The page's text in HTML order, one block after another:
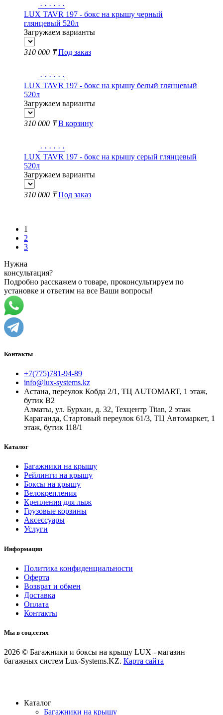
· · · · · ·
LUX TAVR 197 - бокс на крышу черный
глянцевый 520л
Загружаем варианты
310 000 ₸ Под заказ
· · · · · ·
LUX TAVR 197 - бокс на крышу белый глянцевый
520л
Загружаем варианты
310 000 ₸ В корзину
· · · · · ·
LUX TAVR 197 - бокс на крышу серый глянцевый
520л
Загружаем варианты
310 000 ₸ Под заказ
1
2
3
Нужна
консультация?
Подробно расскажем о товаре, проконсультируем по
установке и ответим на все Ваши вопросы!
Контакты
+7(775)781-94-89
info@lux-systems.kz
Астана, переулок Кобда 2/1, ТЦ AUTOMART, 1 этаж,
бутик B2
Алматы, ул. Бурхан, д. 32, Техцентр Titan, 2 этаж
Караганда, Стартовый переулок 61/3, ТЦ Автомаркет, 1
этаж, бутик 118/1
Каталог
Багажники на крышу
Рейлинги на крышу
Боксы на крышу
Велокрепления
Крепления для лыж
Грузовые корзины
Аксессуары
Услуги
Информация
Политика конфиденциальности
Оферта
Возврат и обмен
Доставка
Оплата
Контакты
Мы в соц.сетях
2026 © Багажники и боксы на крышу LUX - магазин
багажных систем Lux-Systems.KZ. Карта сайта
Каталог
Багажники на крышу